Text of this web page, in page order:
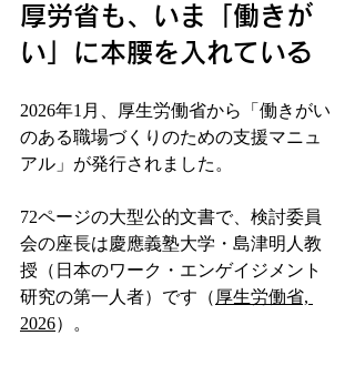
厚労省も、いま「働きが
い」に本腰を入れている
2026年1月、厚生労働省から「働きがい
のある職場づくりのための支援マニュ
アル」が発行されました。
72ページの大型公的文書で、検討委員
会の座長は慶應義塾大学・島津明人教
授（日本のワーク・エンゲイジメント
研究の第一人者）です（ 厚生労働省,
2026）。